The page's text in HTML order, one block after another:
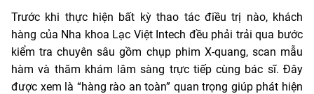
Trước khi thực hiện bất kỳ thao tác điều trị nào, khách
hàng của Nha khoa Lạc Việt Intech đều phải trải qua bước
kiểm tra chuyên sâu gồm chụp phim X-quang, scan mẫu
hàm và thăm khám lâm sàng trực tiếp cùng bác sĩ. Đây
được xem là “hàng rào an toàn” quan trọng giúp phát hiện